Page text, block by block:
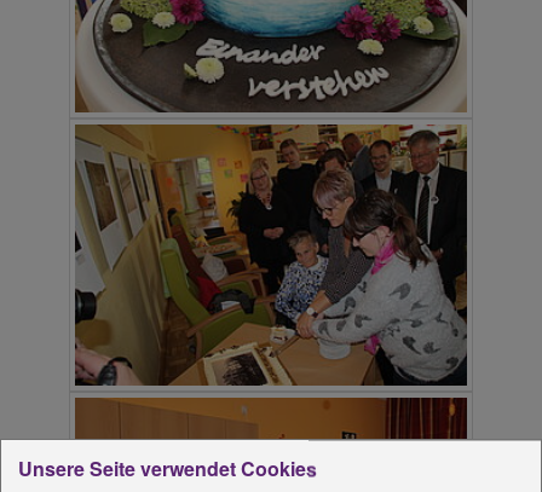
Unsere Seite verwendet Cookies